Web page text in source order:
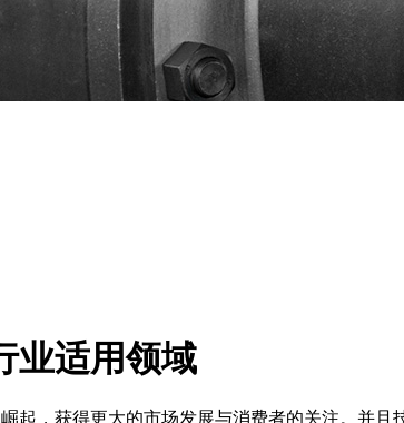
业适用领域
，获得更大的市场发展与消费者的关注。并且